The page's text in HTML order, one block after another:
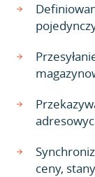
ceny,